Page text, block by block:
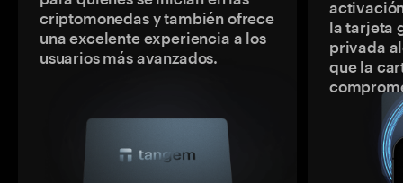
criptomonedas y también ofrece
una excelente experiencia a los
usuarios más avanzados.
la tarjeta
privada
que la